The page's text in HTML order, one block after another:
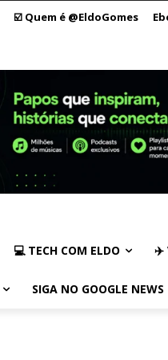
☑️ Quem é @EldoGomes
💻 TECH COM ELDO ✈️
SIGA NO GOOGLE NEWS